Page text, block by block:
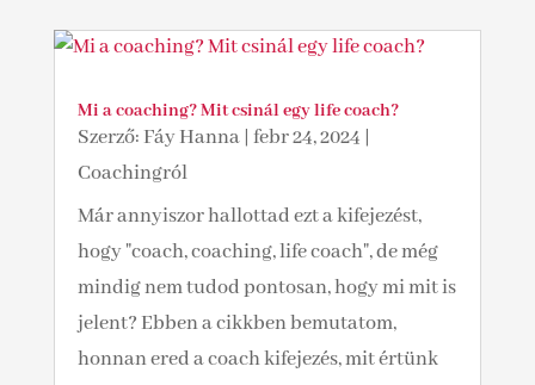
Mi a coaching? Mit csinál egy life coach?
Szerző:Fáy Hanna| febr 24, 2024
Coachingról
Már annyiszor hallottad ezt a kifejezést,
hogy "coach, coaching, life coach", de még
mindig nem tudod pontosan, hogy mi mit is
jelent? Ebben a cikkben bemutatom,
honnan ered a coach kifejezés, mit értünk